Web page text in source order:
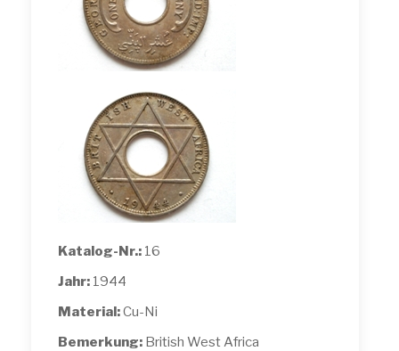
Katalog-Nr.: 16
Jahr: 1944
Material:Cu-Ni
Bemerkung: British West Africa